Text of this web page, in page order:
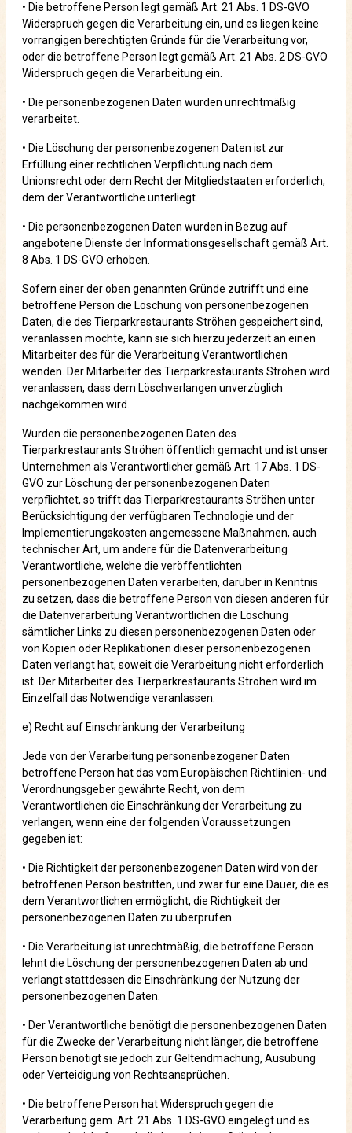
• Die betroffene Person legt gemäß Art. 21 Abs. 1 DS-GVO
Widerspruch gegen die Verarbeitung ein, und es liegen keine
vorrangigen berechtigten Gründe für die Verarbeitung vor,
oder die betroffene Person legt gemäß Art. 21 Abs. 2 DS-GVO
Widerspruch gegen die Verarbeitung ein.
• Die personenbezogenen Daten wurden unrechtmäßig
verarbeitet.
• Die Löschung der personenbezogenen Daten ist zur
Erfüllung einer rechtlichen Verpflichtung nach dem
Unionsrecht oder dem Recht der Mitgliedstaaten erforderlich,
dem der Verantwortliche unterliegt.
• Die personenbezogenen Daten wurden in Bezug auf
angebotene Dienste der Informationsgesellschaft gemäß Art.
8 Abs. 1 DS-GVO erhoben.
Sofern einer der oben genannten Gründe zutrifft und eine
betroffene Person die Löschung von personenbezogenen
Daten, die des Tierparkrestaurants Ströhen gespeichert sind,
veranlassen möchte, kann sie sich hierzu jederzeit an einen
Mitarbeiter des für die Verarbeitung Verantwortlichen
wenden. Der Mitarbeiter des Tierparkrestaurants Ströhen wird
veranlassen, dass dem Löschverlangen unverzüglich
nachgekommen wird.
Wurden die personenbezogenen Daten des
Tierparkrestaurants Ströhen öffentlich gemacht und ist unser
Unternehmen als Verantwortlicher gemäß Art. 17 Abs. 1 DS-
GVO zur Löschung der personenbezogenen Daten
verpflichtet, so trifft das Tierparkrestaurants Ströhen unter
Berücksichtigung der verfügbaren Technologie und der
Implementierungskosten angemessene Maßnahmen, auch
technischer Art, um andere für die Datenverarbeitung
Verantwortliche, welche die veröffentlichten
personenbezogenen Daten verarbeiten, darüber in Kenntnis
zu setzen, dass die betroffene Person von diesen anderen für
die Datenverarbeitung Verantwortlichen die Löschung
sämtlicher Links zu diesen personenbezogenen Daten oder
von Kopien oder Replikationen dieser personenbezogenen
Daten verlangt hat, soweit die Verarbeitung nicht erforderlich
ist. Der Mitarbeiter des Tierparkrestaurants Ströhen wird im
Einzelfall das Notwendige veranlassen.
e) Recht auf Einschränkung der Verarbeitung
Jede von der Verarbeitung personenbezogener Daten
betroffene Person hat das vom Europäischen Richtlinien- und
Verordnungsgeber gewährte Recht, von dem
Verantwortlichen die Einschränkung der Verarbeitung zu
verlangen, wenn eine der folgenden Voraussetzungen
gegeben ist:
• Die Richtigkeit der personenbezogenen Daten wird von der
betroffenen Person bestritten, und zwar für eine Dauer, die es
dem Verantwortlichen ermöglicht, die Richtigkeit der
personenbezogenen Daten zu überprüfen.
• Die Verarbeitung ist unrechtmäßig, die betroffene Person
lehnt die Löschung der personenbezogenen Daten ab und
verlangt stattdessen die Einschränkung der Nutzung der
personenbezogenen Daten.
• Der Verantwortliche benötigt die personenbezogenen Daten
für die Zwecke der Verarbeitung nicht länger, die betroffene
Person benötigt sie jedoch zur Geltendmachung, Ausübung
oder Verteidigung von Rechtsansprüchen.
• Die betroffene Person hat Widerspruch gegen die
Verarbeitung gem. Art. 21 Abs. 1 DS-GVO eingelegt und es